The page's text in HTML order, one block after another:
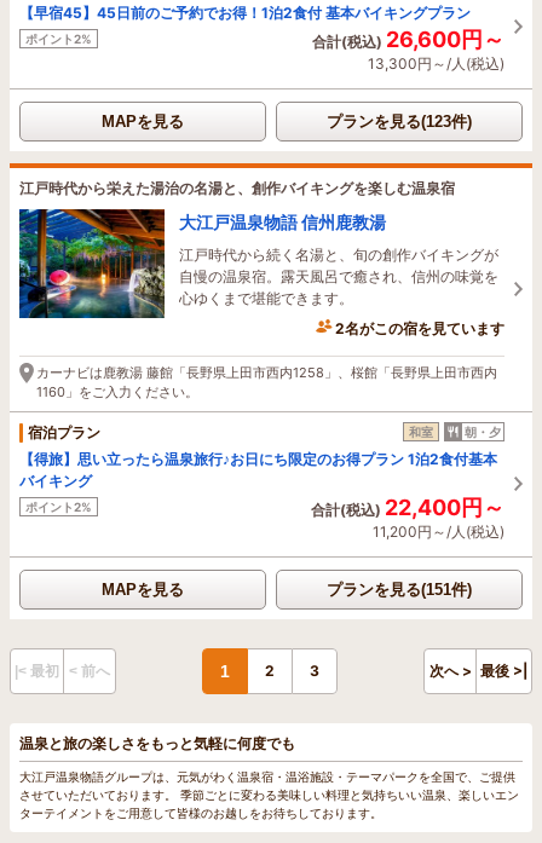
【早宿45】45日前のご予約でお得！1泊2食付 基本バイキングプラン
ポイント2% 合計(税込) 26,600円～
13,300円～/人(税込)
MAPを見る プランを見る(123件)
江戸時代から栄えた湯治の名湯と、創作バイキングを楽しむ温泉宿
大江戸温泉物語 信州鹿教湯
江戸時代から続く名湯と、旬の創作バイキングが
自慢の温泉宿。露天風呂で癒され、信州の味覚を
心ゆくまで堪能できます。
2名がこの宿を見ています
1時間前に予約されました
カーナビは鹿教湯 藤館「長野県上田市西内1258」、桜館「長野県上田市西内
1160」をご入力ください。
宿泊プラン 和室 朝・夕
【得旅】思い立ったら温泉旅行♪お日にち限定のお得プラン 1泊2食付基本
バイキング
ポイント2% 合計(税込) 22,400円～
11,200円～/人(税込)
MAPを見る プランを見る(151件)
|< 最初 < 前へ 1 2 3 次へ > 最後 >|
温泉と旅の楽しさをもっと気軽に何度でも
大江戸温泉物語グループは、元気がわく温泉宿・温浴施設・テーマパークを全国で、ご提供
させていただいております。 季節ごとに変わる美味しい料理と気持ちいい温泉、楽しいエン
ターテイメントをご用意して皆様のお越しをお待ちしております。